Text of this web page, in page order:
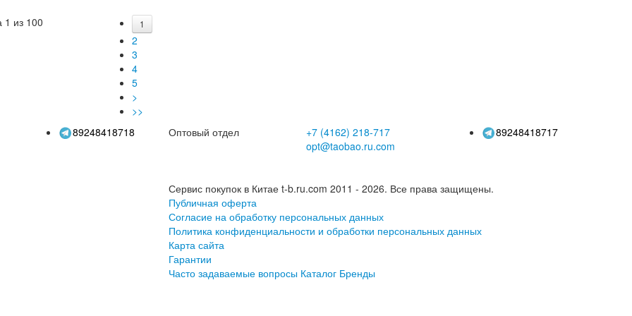
гуашью, полный набор
1 из 100 1
2
3
4
5
>
>>
89248418718 Оптовый отдел +7 (4162) 218-717
opt@taobao.ru.com
89248418717
Сервис покупок в Китае t-b.ru.com 2011 - 2026. Все права защищены.
Публичная оферта
Согласие на обработку персональных данных
Политика конфиденциальности и обработки персональных данных
Карта сайта
Гарантии
Часто задаваемые вопросы Каталог Бренды